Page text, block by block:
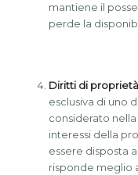
mantiene il
perde la
Diritti di
esclusiva di uno
considerato
interessi della
essere disposta
risponde meglio